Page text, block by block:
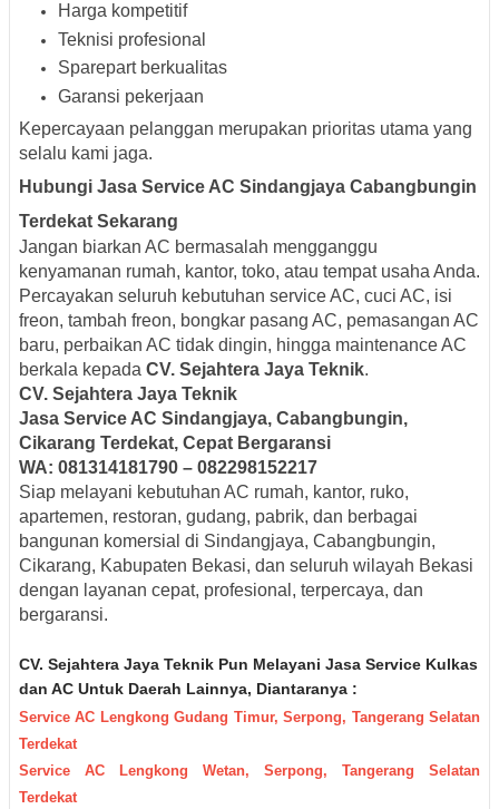
Harga kompetitif
Teknisi profesional
Sparepart berkualitas
Garansi pekerjaan
Kepercayaan pelanggan merupakan prioritas utama yang
selalu kami jaga.
Hubungi Jasa Service AC Sindangjaya Cabangbungin
Terdekat Sekarang
Jangan biarkan AC bermasalah mengganggu
kenyamanan rumah, kantor, toko, atau tempat usaha Anda.
Percayakan seluruh kebutuhan service AC, cuci AC, isi
freon, tambah freon, bongkar pasang AC, pemasangan AC
baru, perbaikan AC tidak dingin, hingga maintenance AC
berkala kepada CV. Sejahtera Jaya Teknik.
CV. Sejahtera Jaya Teknik
Jasa Service AC Sindangjaya, Cabangbungin,
Cikarang Terdekat, Cepat Bergaransi
WA: 081314181790 – 082298152217
Siap melayani kebutuhan AC rumah, kantor, ruko,
apartemen, restoran, gudang, pabrik, dan berbagai
bangunan komersial di Sindangjaya, Cabangbungin,
Cikarang, Kabupaten Bekasi, dan seluruh wilayah Bekasi
dengan layanan cepat, profesional, terpercaya, dan
bergaransi.
CV. Sejahtera Jaya Teknik Pun Melayani Jasa Service Kulkas
dan AC Untuk Daerah Lainnya, Diantaranya :
Service AC Lengkong Gudang Timur, Serpong, Tangerang Selatan
Terdekat
Service AC Lengkong Wetan, Serpong, Tangerang Selatan
Terdekat